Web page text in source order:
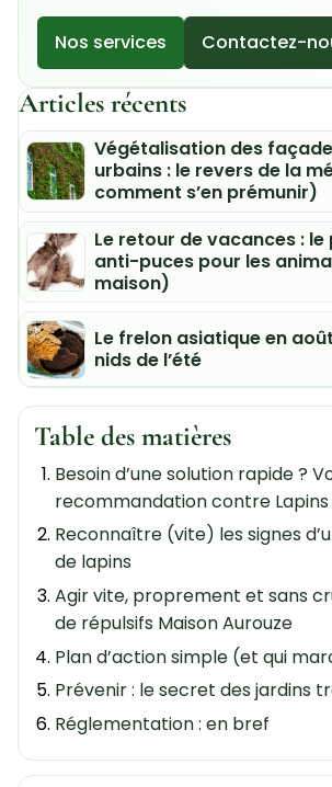
Nos services Contactez-
Articles récents
Végétalisation des
urbains : le revers de la
comment s’en prémunir)
Le retour de vacances :
anti-puces pour les
maison)
Le frelon asiatique en
nids de l’été
Table des matières
Besoin d’une solution rapide ?
recommandation contre Lapins
Reconnaître (vite) les signes
de lapins
Agir vite, proprement et sans
de répulsifs Maison Aurouze
Plan d’action simple (et qui
Prévenir : le secret des jardins
Réglementation : en bref
Capturer et relâcher plus loin